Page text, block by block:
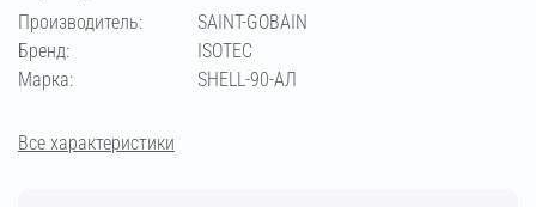
Производитель:
SAINT-GOBAIN
Бренд:
ISOTEC
Марка:
SHELL-90-АЛ
Все характеристики